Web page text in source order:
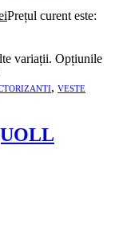
Prețul curent este:
variații. Opțiunile
, VESTE